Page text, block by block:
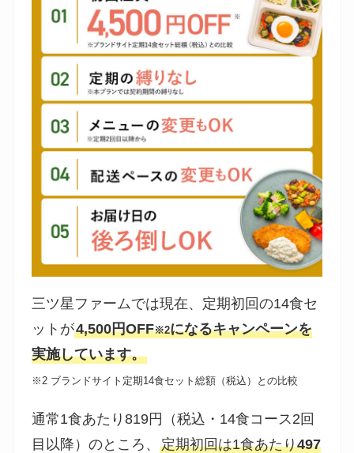
三ツ星ファームでは現在、定期初回の14食セ
ットが4,500円OFF※2になるキャンペーンを
実施しています。
※2 ブランドサイト定期14食セット総額（税込）との比較
通常1食あたり819円（税込・14食コース2回
目以降）のところ、定期初回は1食あたり497